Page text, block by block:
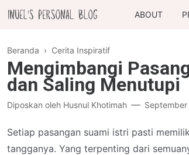
ABOUT
Beranda › Cerita Inspiratif
Mengimbangi
dan Saling Menutupi
Diposkan oleh Husnul Khotimah
Setiap pasangan suami istri pasti
tangganya. Yang terpenting dari